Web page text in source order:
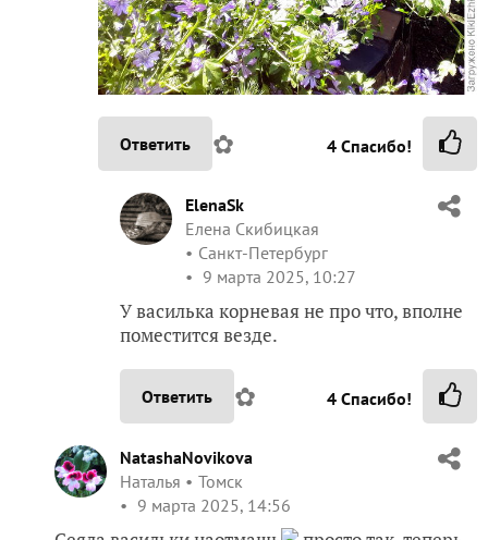
Ответить ✿ 4 Спасибо!
ElenaSk
Елена Скибицкая
Санкт-Петербург
9 марта 2025, 10:27
У василька корневая не про что, вполне
поместится везде.
Ответить ✿ 4 Спасибо!
NatashaNovikova
Наталья
Томск
9 марта 2025, 14:56